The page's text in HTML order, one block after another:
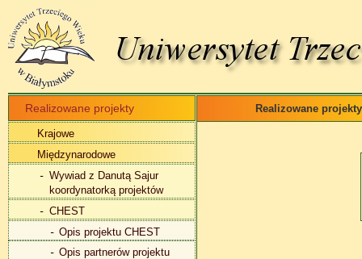
Realizowane projekty
Krajowe
Międzynarodowe
Wywiad z Danutą Sajur
koordynatorką projektów
CHEST
Opis projektu CHEST
Opis partnerów projektu
Realizowane projekty